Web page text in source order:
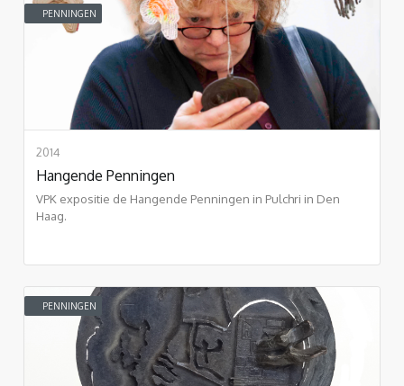
PENNINGEN
2014
Hangende Penningen
VPK expositie de Hangende Penningen in Pulchri in Den
Haag.
PENNINGEN